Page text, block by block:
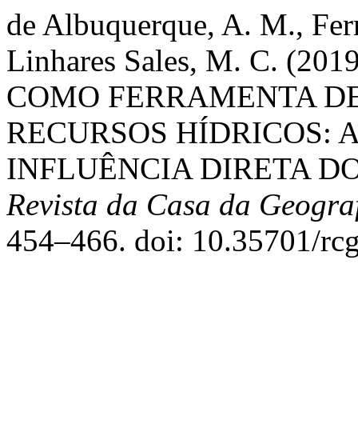
de Albuquerque, A. M.,
Linhares Sales, M. C.
COMO FERRAMENTA
RECURSOS HÍDRICOS:
INFLUÊNCIA DIRETA
Revista da Casa da
454–466. doi: 10.35701/